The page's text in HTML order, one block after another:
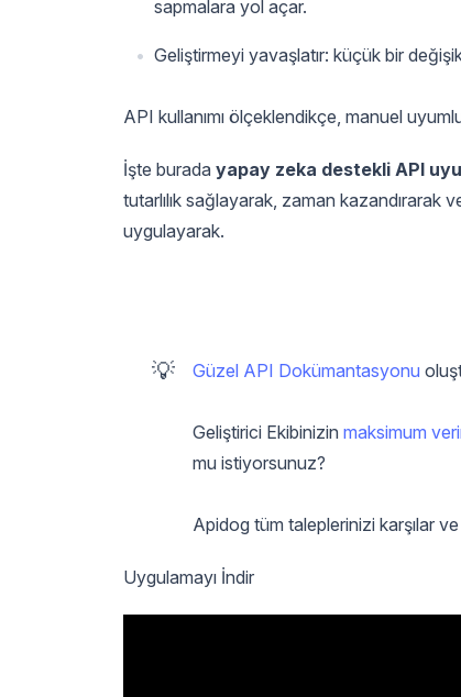
sapmalara yol açar.
Geliştirmeyi yavaşlatır: küçük bir
API kullanımı ölçeklendikçe, manuel
İşte burada yapay zeka destekli API
tutarlılık sağlayarak, zaman kazandırarak
uygulayarak.
💡 Güzel API Dokümantasyonu
Geliştirici Ekibinizinmaksimum
mu istiyorsunuz?
Apidog tüm taleplerinizi karşılar ve
Uygulamayı İndir